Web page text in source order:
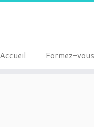
Accueil Formez-vous